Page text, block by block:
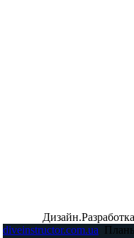
diveinstructor.com.ua